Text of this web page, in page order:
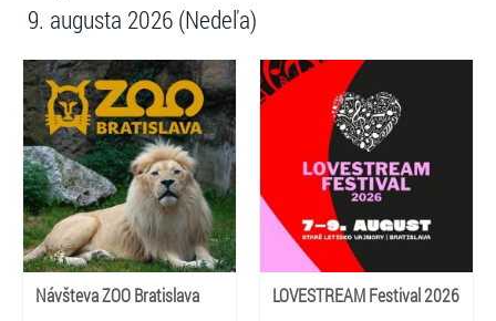
9. augusta 2026 (Nedeľa)
Návšteva ZOO Bratislava LOVESTREAM Festival 2026